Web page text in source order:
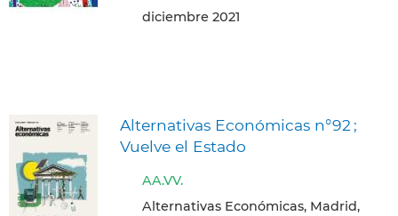
diciembre 2021
Alternativas Económicas n°92 ;
Vuelve el Estado
AA.VV.
Alternativas Económicas, Madrid,